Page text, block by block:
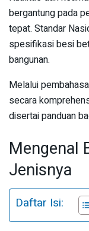
bergantung pada
tepat. Standar
spesifikasi besi
bangunan.
Melalui
secara
disertai panduan
Mengenal
Jenisnya
Daftar Isi: